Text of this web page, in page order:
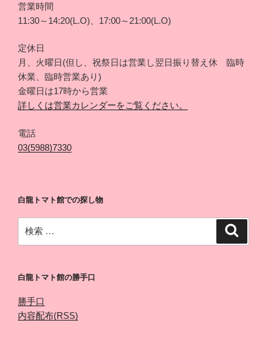
営業時間
11:30～14:20(L.O)、17:00～21:00(L.O)
定休日
月、火曜日(但し、祝祭日は営業し翌日振り替え休 臨時
休業、臨時営業あり)
金曜日は17時から営業
詳しくは営業カレンダーをご覧ください。
電話
03(5988)7330
白龍トマト館での探し物
索:
白龍トマト館の勝手口
勝手口
内容配布(RSS)